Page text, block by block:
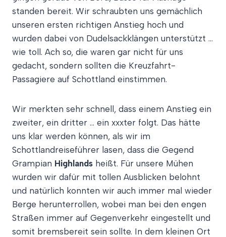
standen bereit. Wir schraubten uns gemächlich
unseren ersten richtigen Anstieg hoch und
wurden dabei von Dudelsackklängen unterstützt …
wie toll. Ach so, die waren gar nicht für uns
gedacht, sondern sollten die Kreuzfahrt-
Passagiere auf Schottland einstimmen.
Wir merkten sehr schnell, dass einem Anstieg ein
zweiter, ein dritter … ein xxxter folgt. Das hätte
uns klar werden können, als wir im
Schottlandreiseführer lasen, dass die Gegend
Grampian Highlands heißt. Für unsere Mühen
wurden wir dafür mit tollen Ausblicken belohnt
und natürlich konnten wir auch immer mal wieder
Berge herunterrollen, wobei man bei den engen
Straßen immer auf Gegenverkehr eingestellt und
somit bremsbereit sein sollte. In dem kleinen Ort